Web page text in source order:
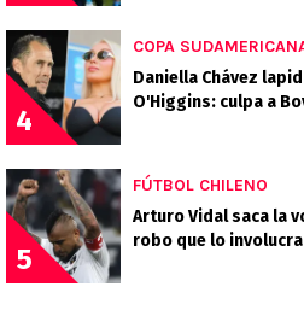
4
COPA
Daniella Chávez
O'Higgins: culpa a
5
FÚTBOL CHILENO
Arturo Vidal saca la
robo que lo involucra